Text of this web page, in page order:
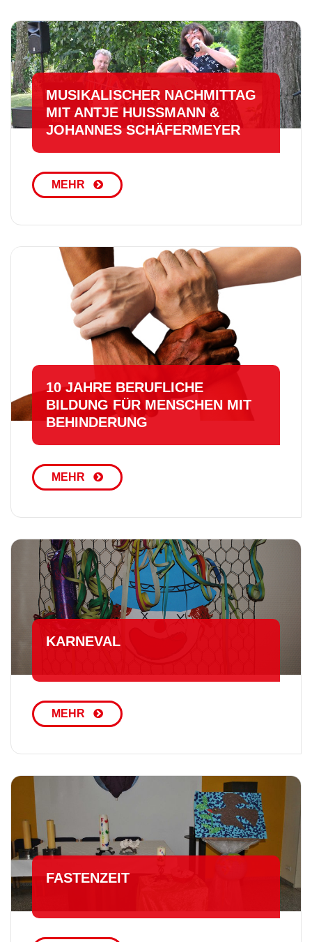
MU­SI­KA­LI­SCHER NACHMITTAG
MIT ANTJE HUISSMANN & J
OHANNES SCHÄ­FER­MEY­ER
MEHR
10 JAHRE BERUFLICHE
BILDUNG FÜR MENSCHEN MIT
BEHINDERUNG
MEHR
KARNEVAL
MEHR
FASTENZEIT